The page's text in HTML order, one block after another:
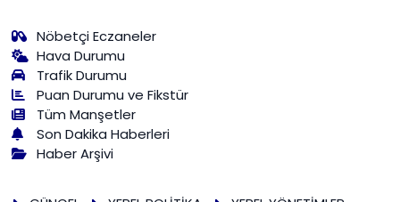
Nöbetçi Eczaneler
Hava Durumu
Trafik Durumu
Puan Durumu ve Fikstür
Tüm Manşetler
Son Dakika Haberleri
Haber Arşivi